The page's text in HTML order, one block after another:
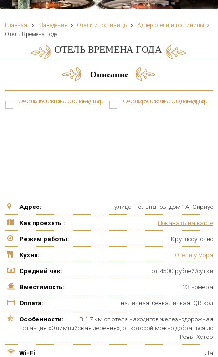
Главная Заведения Отели и гостиницы
Адлер отели и гостиницы
Отель Времена Года
ОТЕЛЬ ВРЕМЕНА ГОДА
Описание
Адрес: улица Тюльпанов, дом 1А, Сириус
Как проехать : Показать на карте
Режим работы: Круглосуточно
Кухня: Отели у моря
Средний чек: от 4500 рублей/сутки
Вместимость: 23 номера
Оплата: наличная, безналичная, QR-код
Особенности:
В 1,7 км от отеля находится железнодорожная
станция «Олимпийская деревня», от которой можно добраться до
Розы Хутор
Wi-Fi: Да